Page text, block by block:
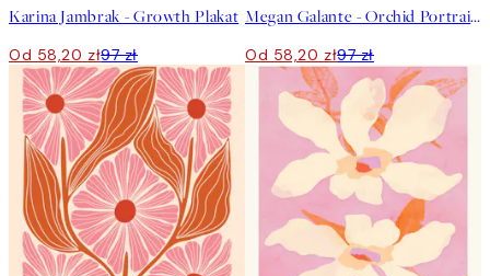
Karina Jambrak - Growth Plakat
Od 58,20 zł97 zł
Megan Galante - Orchid Portrait Plakat
Od 58,20 zł97 zł